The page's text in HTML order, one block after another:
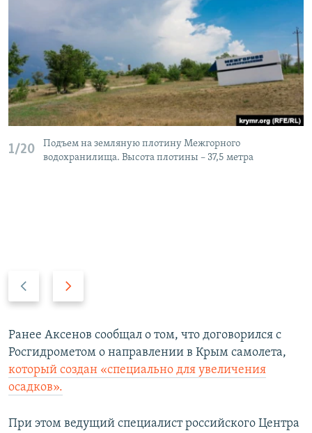
1/20
Подъем на земляную плотину Межгорного
водохранилища. Высота плотины – 37,5 метра
д
ы
д
у
и
д
у
ю
щ
й
Ранее Аксенов сообщал о том, что договорился с
Росгидрометом о направлении в Крым самолета,
который создан «специально для увеличения
осадков».
При этом ведущий специалист российского Центра